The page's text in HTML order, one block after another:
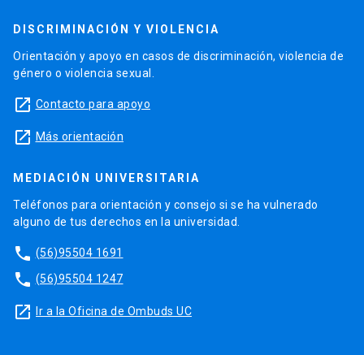
DISCRIMINACIÓN Y VIOLENCIA
Orientación y apoyo en casos de discriminación, violencia de
género o violencia sexual.
launch Contacto para apoyo
launch Más orientación
MEDIACIÓN UNIVERSITARIA
Teléfonos para orientación y consejo si se ha vulnerado
alguno de tus derechos en la universidad.
phone (56)95504 1691
phone (56)95504 1247
launch Ir a la Oficina de Ombuds UC